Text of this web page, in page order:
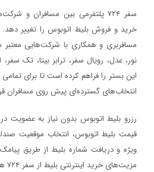
سفر ۷۲۴ پلتفرمی بین مسافران و
خرید و فروش بلیط اتوبوس را تغییر دهد.
مسافربری و همکاری با شرکت‌هایی معتبر
نور، عدل، رویال سفر، ترابر بیتا، تک
این بستر را فراهم کرده است تا برای
انتخاب‌های گسترده‌ای پیش روی مسافران
رزرو بلیط اتوبوس بدون نیاز به عضویت
قیمت بلیط اتوبوس، انتخاب موقعیت
ویژه و دریافت شماره‌ بلیط از طریق
مزیت‌های خرید اینترنتی بلیط از سفر ۷۲۴ هستند.
حضور سفر۷۲۴ در دومین رویداد بهار کارآفرینان استارتاپی تبریز
سفر۷۲۴ خبر
۱۳۹۷/۹/۱
اصفهان برگزار خواهد شد.